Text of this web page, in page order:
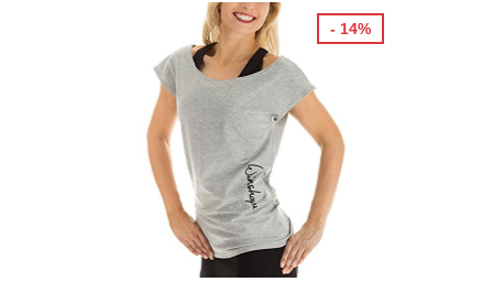
- 14%